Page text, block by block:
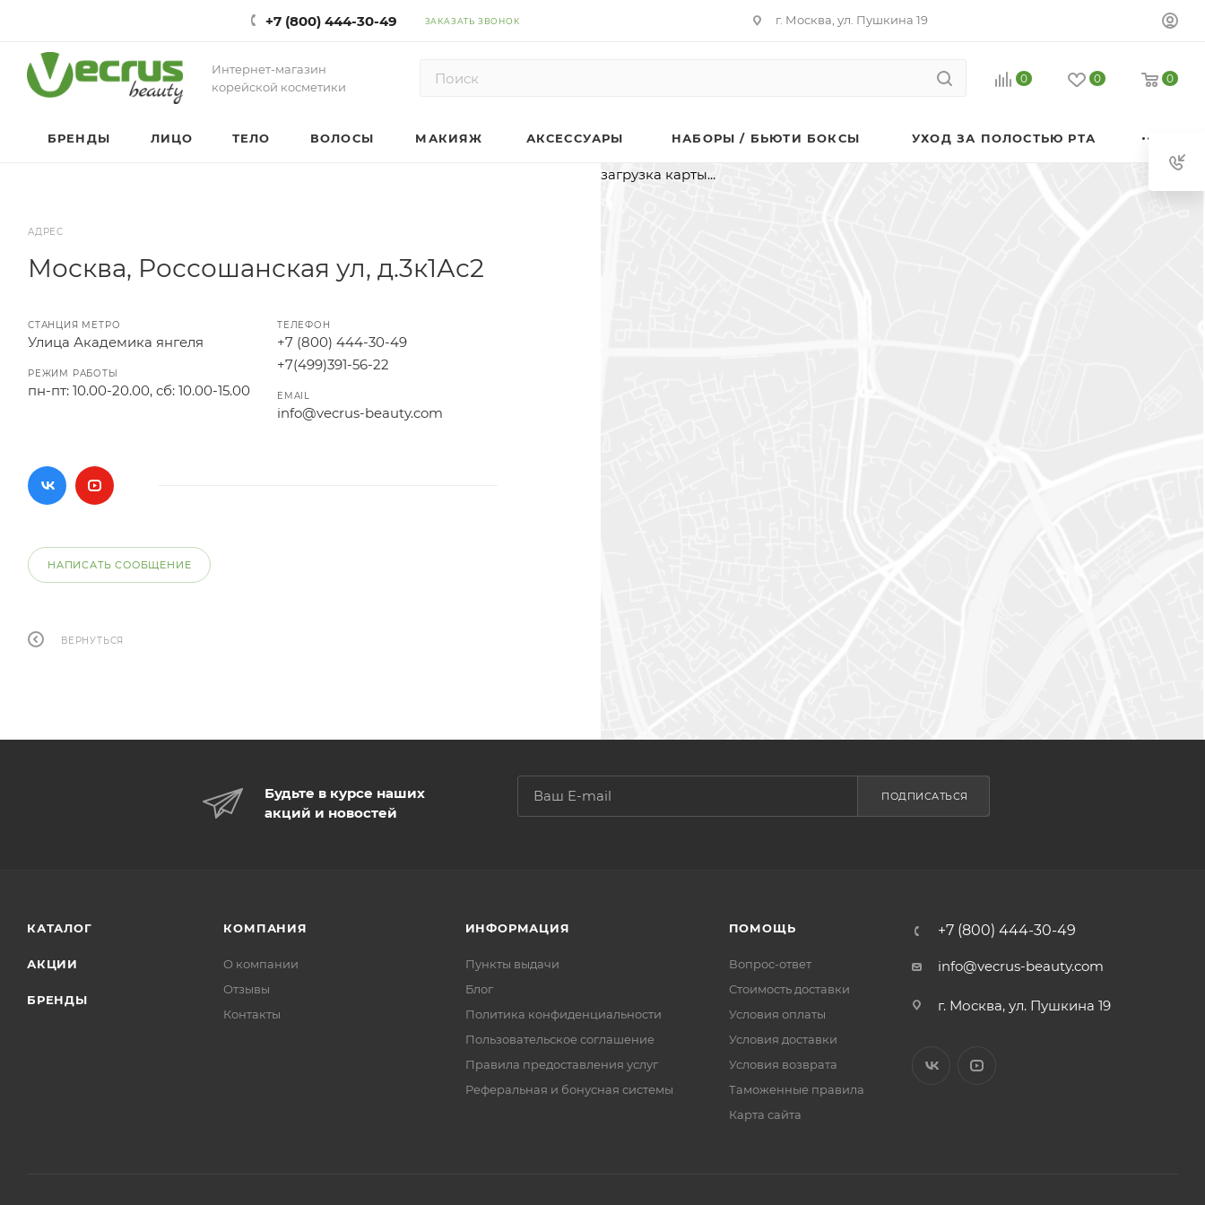
+7 (800) 444-30-49 ЗАКАЗАТЬ ЗВОНОК г. Москва, ул. Пушкина 19
Интернет-магазин
корейской косметики
0 0 0
БРЕНДЫ ЛИЦО ТЕЛО ВОЛОСЫ МАКИЯЖ АКСЕССУАРЫ НАБОРЫ / БЬЮТИ БОКСЫ УХОД ЗА ПОЛОСТЬЮ РТА
АДРЕС
Москва, Россошанская ул, д.3к1Ас2
СТАНЦИЯ МЕТРО
Улица Академика янгеля
РЕЖИМ РАБОТЫ
пн-пт: 10.00-20.00, сб: 10.00-15.00
ТЕЛЕФОН
+7 (800) 444-30-49
+7(499)391-56-22
EMAIL
info@vecrus-beauty.com
НАПИСАТЬ СООБЩЕНИЕ
ВЕРНУТЬСЯ
загрузка карты...
Будьте в курсе наших
акций и новостей
ПОДПИСАТЬСЯ
КАТАЛОГ
АКЦИИ
БРЕНДЫ
КОМПАНИЯ
О компании
Отзывы
Контакты
ИНФОРМАЦИЯ
Пункты выдачи
Блог
Политика конфиденциальности
Пользовательское соглашение
Правила предоставления услуг
Реферальная и бонусная системы
ПОМОЩЬ
Вопрос-ответ
Стоимость доставки
Условия оплаты
Условия доставки
Условия возврата
Таможенные правила
Карта сайта
+7 (800) 444-30-49
info@vecrus-beauty.com
г. Москва, ул. Пушкина 19